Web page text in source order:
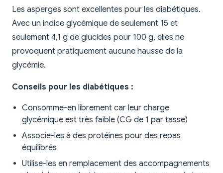
Les asperges sont excellentes pour les diabétiques.
Avec un indice glycémique de seulement 15 et
seulement 4,1 g de glucides pour 100 g, elles ne
provoquent pratiquement aucune hausse de la
glycémie.
Conseils pour les diabétiques :
Consomme-en librement car leur charge
glycémique est très faible (CG de 1 par tasse)
Associe-les à des protéines pour des repas
équilibrés
Utilise-les en remplacement des accompagnements